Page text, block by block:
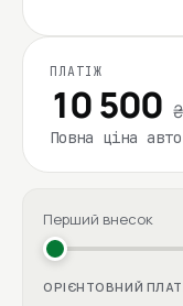
ПЛАТІЖ
10 500
Повна ціна
Перший внесок
ОРІЄНТОВНИЙ